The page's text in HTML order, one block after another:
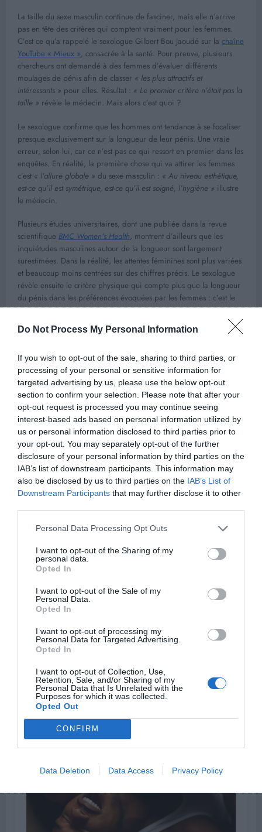
Do Not Process My Personal Information
If you wish to opt-out of the sale, sharing to third parties, or
processing of your personal or sensitive information for
targeted advertising by us, please use the below opt-out
section to confirm your selection. Please note that after your
opt-out request is processed you may continue seeing
interest-based ads based on personal information utilized by
us or personal information disclosed to third parties prior to
your opt-out. You may separately opt-out of the further
disclosure of your personal information by third parties on the
IAB’s list of downstream participants. This information may
also be disclosed by us to third parties on the IAB’s List of
Downstream Participants that may further disclose it to other
Personal Data Processing Opt Outs
I want to opt-out of the Sharing of my
personal data.
Opted In
I want to opt-out of the Sale of my
Personal Data.
Opted In
I want to opt-out of processing my
Personal Data for Targeted Advertising.
Opted In
I want to opt-out of Collection, Use,
Retention, Sale, and/or Sharing of my
Personal Data that Is Unrelated with the
Purposes for which it was collected.
Opted Out
CONFIRM
Data Deletion Data Access Privacy Policy
La taille du sexe masculin continue de fasciner, mais elle n’arrive
pas en tête des critères qui comptent vraiment pour les femmes.
C’est ce qu’a rappelé le sexologue Gilbert Bou Jaoudé sur la chaîne
YouTube « Mieux », consacrée à la santé. Pour preuve, plusieurs
chercheurs ont demandé à des femmes d’évaluer différents
moulages de pénis afin de classer « les plus attractifs et
intéressants » pour elles. Résultat : « Le premier critère n’était pas la
taille » révèle le médecin. Mais alors c’est quoi ?
Le sexologue confirme que les hommes ont tendance à se focaliser
presque exclusivement sur la longueur de leur pénis. Une vraie
erreur, selon lui, car ce n’est pas ce qui ressort en premier dans les
enquêtes. En réalité, la première chose qui va attirer les femmes
c’est « l’allure globale » du sexe masculin : « Au niveau esthétique,
est-ce qu’il est symétrique, est-ce qu’il est soigné, l’hygiène » illustre
le médecin.
Plusieurs études universitaires, dont une publiée dans la revue
scientifique BMC Women’s Health, montrent d’ailleurs que les
inquiétudes masculines autour de la longueur sont largement
surestimées. Dans la réalité, les attentes féminines sont plus variées
et beaucoup moins centrées sur des chiffres précis. Le sexologue
révèle ensuite le critère physique qui compte plus que la longueur
du pénis dans les préférences évoquées par les femmes : c’est le
diamètre.
Lire la suite…
Source : Journal des femmes
Previous post
Voici combien de fois on tombe vraiment
amoureux dans une vie, selon la science
Next post
Anoushka : « Pourquoi je fais du porno »
ARTICLES EN LIEN
Alexandre 0
Sexo : comment booster l’alchimie
sexuelle dans un couple ?
28 Juillet 2026